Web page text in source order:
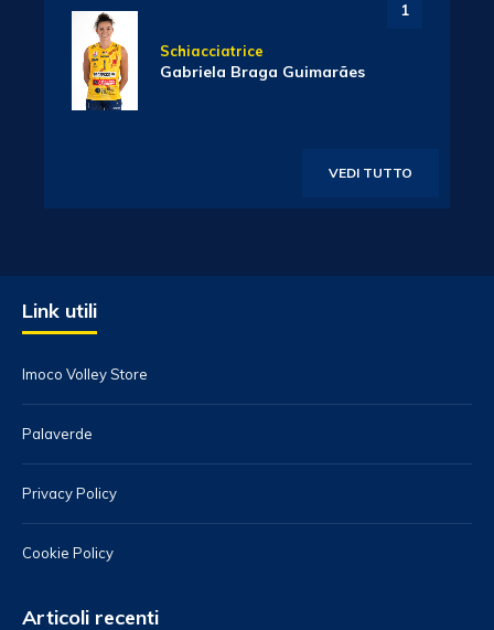
1
Schiacciatrice
Gabriela Braga Guimarães
VEDI TUTTO
Link utili
Imoco Volley Store
Palaverde
Privacy Policy
Cookie Policy
Articoli recenti